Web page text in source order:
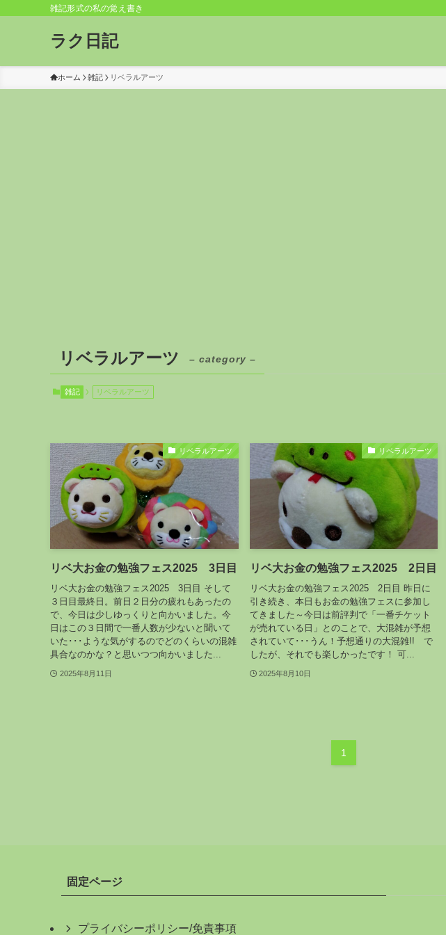
雑記形式の私の覚え書き
ラク日記
ホーム 雑記 リベラルアーツ
リベラルアーツ – category –
雑記 リベラルアーツ
リベラルアーツ
リベ大お金の勉強フェス2025 3日目
リベ大お金の勉強フェス2025 3日目 そして
３日目最終日。前日２日分の疲れもあったの
で、今日は少しゆっくりと向かいました。今
日はこの３日間で一番人数が少ないと聞いて
いた･･･ような気がするのでどのくらいの混雑
具合なのかな？と思いつつ向かいました...
2025年8月11日
リベラルアーツ
リベ大お金の勉強フェス2025 2日目
リベ大お金の勉強フェス2025 2日目 昨日に
引き続き、本日もお金の勉強フェスに参加し
てきました～今日は前評判で「一番チケット
が売れている日」とのことで、大混雑が予想
されていて･･･うん！予想通りの大混雑!! で
したが、それでも楽しかったです！ 可...
2025年8月10日
1
固定ページ
プライバシーポリシー/免責事項